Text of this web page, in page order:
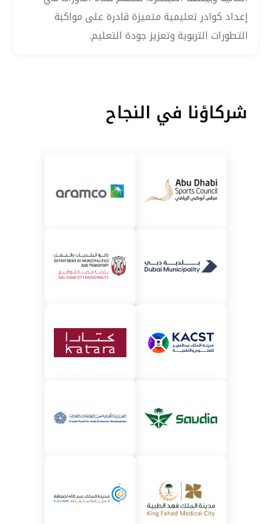
إعداد كوادر تعليمية متميزة قادرة على مواكبة
التطورات التربوية وتعزيز جودة التعليم.
شركاؤنا في النجاح